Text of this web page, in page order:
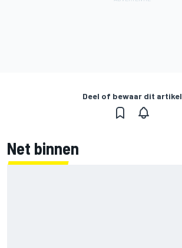
Deel of bewaar dit artikel
Net binnen